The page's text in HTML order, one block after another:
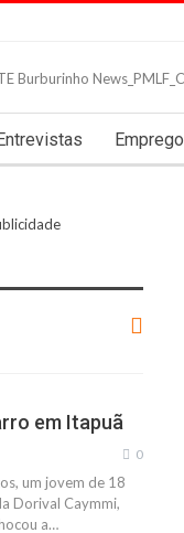
Emprego
em Itapuã
0
um jovem de 18
Dorival Caymmi,
a…